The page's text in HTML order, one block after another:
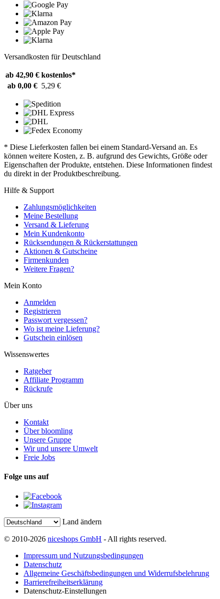
Versandkosten für Deutschland
ab 42,90 € kostenlos*
ab 0,00 € 5,29 €
* Diese Lieferkosten fallen bei einem Standard-Versand an. Es
können weitere Kosten, z. B. aufgrund des Gewichts, Größe oder
Eigenschaften der Produkte, entstehen. Diese Informationen findest
du direkt in der Produktbeschreibung.
Hilfe & Support
Zahlungsmöglichkeiten
Meine Bestellung
Versand & Lieferung
Mein Kundenkonto
Rücksendungen & Rückerstattungen
Aktionen & Gutscheine
Firmenkunden
Weitere Fragen?
Mein Konto
Anmelden
Registrieren
Passwort vergessen?
Wo ist meine Lieferung?
Gutschein einlösen
Wissenswertes
Ratgeber
Affiliate Programm
Rückrufe
Über uns
Kontakt
Über bloomling
Unsere Gruppe
Wir und unsere Umwelt
Freie Jobs
Folge uns auf
Land ändern
© 2010-2026 niceshops GmbH - All rights reserved.
Impressum und Nutzungsbedingungen
Datenschutz
Allgemeine Geschäftsbedingungen und Widerrufsbelehrung
Barrierefreiheitserklärung
Datenschutz-Einstellungen